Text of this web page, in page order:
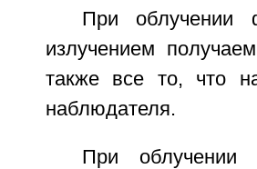
При облучении
излучением
также все то, что
наблюдателя.
При облучении